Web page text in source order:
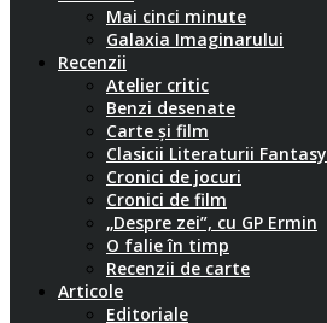
Mai cinci minute
Galaxia Imaginarului
Recenzii
Atelier critic
Benzi desenate
Carte și film
Clasicii Literaturii Fantasy
Cronici de jocuri
Cronici de film
„Despre zei”, cu GP Ermin
O falie în timp
Recenzii de carte
Articole
Editoriale